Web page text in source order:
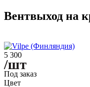
Вентвыход на
5 300
/шт
Под заказ
Цвет